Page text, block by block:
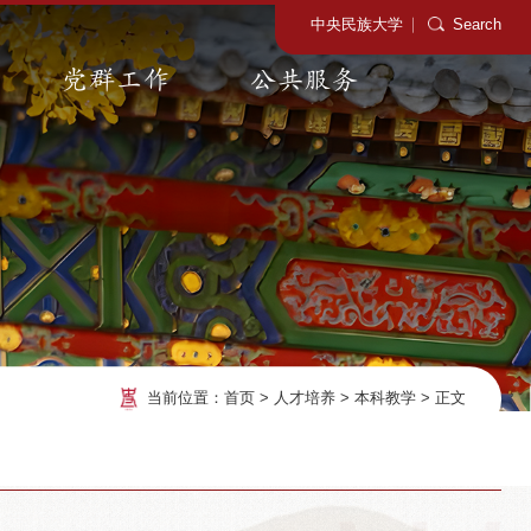
中央民族大学 Search
党群工作 公共服务
当前位置：首页 > 人才培养 >本科教学 > 正文